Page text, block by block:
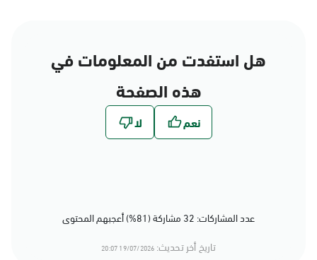
هل استفدت من المعلومات في
هذه الصفحة
عدد المشاركات: 32 مشاركة (81%) أعجبهم المحتوى
تاريخ أخر تحديث: 19/07/2026 20:07